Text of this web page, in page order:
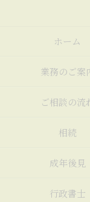
ホーム
業務のご案
ご相談の流
相続
成年後見
行政書士